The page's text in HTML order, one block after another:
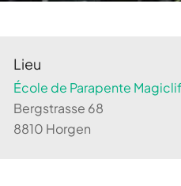
Lieu
École de Parapente
Bergstrasse 68
8810 Horgen